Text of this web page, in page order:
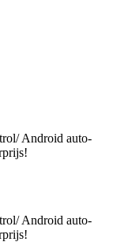
Android auto-
Android auto-